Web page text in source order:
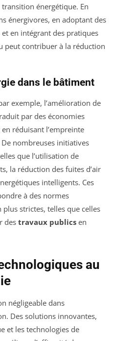
énergétique. En
énergivores, en adoptant des
en intégrant des pratiques
peut contribuer à la réduction
dans le bâtiment
exemple, l’amélioration de
par des économies
réduisant l’empreinte
nombreuses initiatives
que l’utilisation de
la réduction des fuites d’air
intelligents. Ces
à des normes
strictes, telles que celles
des travaux publics en
au
négligeable dans
Des solutions innovantes,
et les technologies de